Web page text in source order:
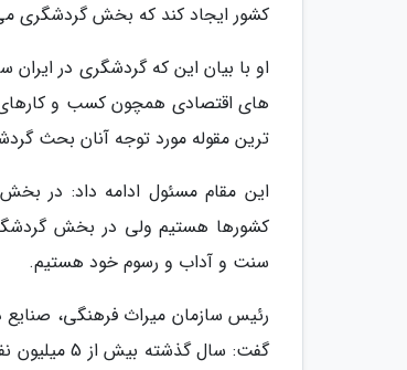
کشور ایجاد کند که بخش گردشگری
او با بیان این که گردشگری در
های اقتصادی همچون کسب و
ترین مقوله مورد توجه آنان بحث
این مقام مسئول ادامه داد: در
کشورها هستیم ولی در بخش
سنت و آداب و رسوم خود هستیم.
رئیس سازمان میراث فرهنگی، صنایع